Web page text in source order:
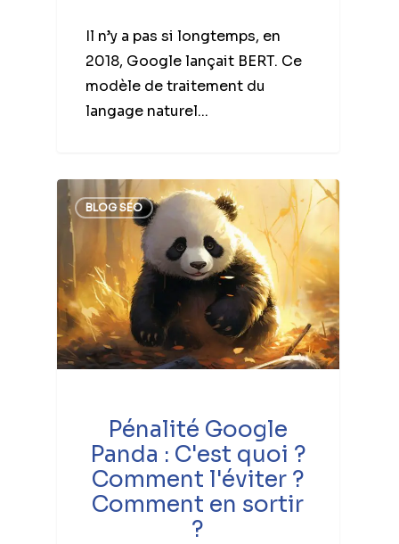
Il n’y a pas si longtemps, en
2018, Google lançait BERT. Ce
modèle de traitement du
langage naturel...
BLOG SEO
Pénalité Google
Panda : C'est quoi ?
Comment l'éviter ?
Comment en sortir
?